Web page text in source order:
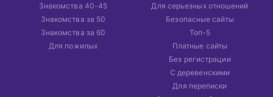
Знакомства 40-45
Знакомства за 50
Знакомства за 60
Для пожилых
Для серьезных отношений
Безопасные сайты
Топ-5
Платные сайты
Без регистрации
С деревенскими
Для переписки